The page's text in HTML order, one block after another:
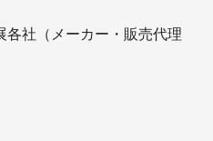
各社（メーカー・販売代理